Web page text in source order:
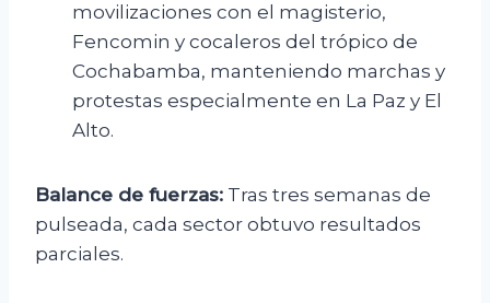
movilizaciones con el magisterio,
Fencomin y cocaleros del trópico de
Cochabamba, manteniendo marchas y
protestas especialmente en La Paz y El
Alto.
Balance de fuerzas: Tras tres semanas de
pulseada, cada sector obtuvo resultados
parciales.